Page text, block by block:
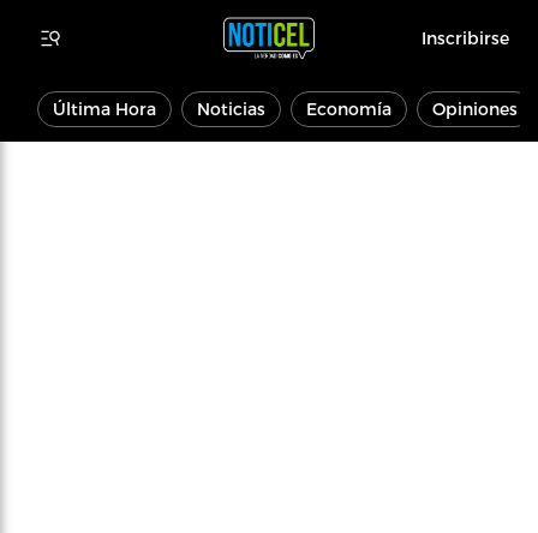
Inscribirse
Última Hora Noticias Economía Opiniones